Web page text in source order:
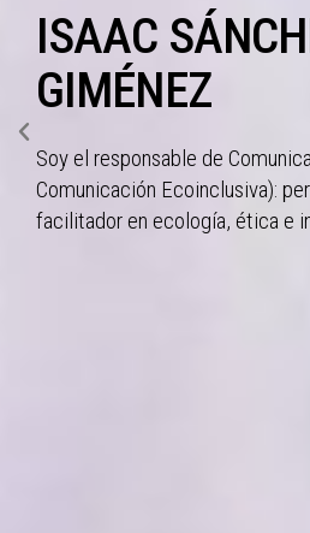
ISAAC
GIMÉNEZ
Soy el responsable de
Comunicación Ecoinclusiva):
facilitador en ecología, ética e